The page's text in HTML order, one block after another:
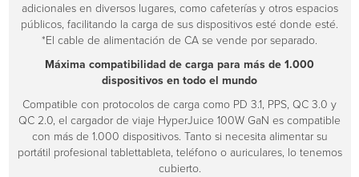
adicionales en diversos lugares, como cafeterías y otros espacios
públicos, facilitando la carga de sus dispositivos esté donde esté.
*El cable de alimentación de CA se vende por separado.
Máxima compatibilidad de carga para más de 1.000
dispositivos en todo el mundo
Compatible con protocolos de carga como PD 3.1, PPS, QC 3.0 y
QC 2.0, el cargador de viaje HyperJuice 100W GaN es compatible
con más de 1.000 dispositivos. Tanto si necesita alimentar su
portátil profesional tablettableta, teléfono o auriculares, lo tenemos
cubierto.